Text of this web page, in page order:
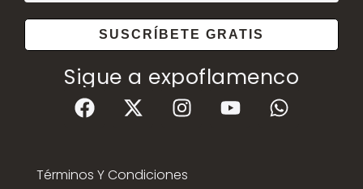
SUSCRÍBETE GRATIS
Sigue a expoflamenco
Términos Y Condiciones